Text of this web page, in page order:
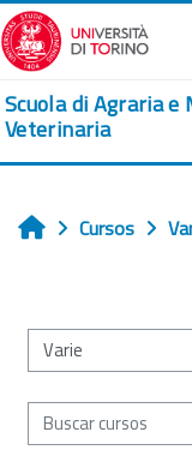
Salta al contenido
Scuola di Agraria e
Veterinaria
Inicio
Cursos
Categorías
Buscar cursos